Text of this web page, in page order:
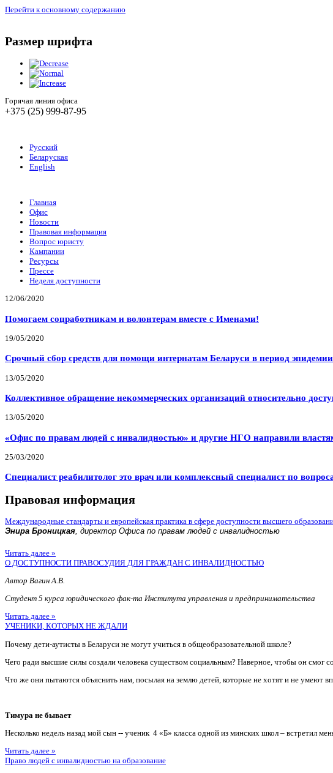
Перейти к основному содержанию
Размер шрифта
Горячая линия офиса
+375 (25) 999-87-95
Русский
Беларуская
English
Главная
Офис
Новости
Правовая информация
Вопрос юристу
Кампании
Ресурсы
Прессе
Неделя доступности
12/06/2020
Помогаем соцработникам и волонтерам вместе с Именами!
19/05/2020
Срочный сбор средств для помощи интернатам Беларуси в период
13/05/2020
Коллективное обращение некоммерческих организаций относительно
13/05/2020
«Офис по правам людей с инвалидностью» и другие НГО направили
25/03/2020
Специалист реабилитолог это врач или комплексный специалист по
Правовая информация
Международные стандарты и европейская практика в сфере доступности высшего
Энира Броницкая, директор Офиса по правам людей с инвалидностью
Читать далее »
О ДОСТУПНОСТИ ПРАВОСУДИЯ ДЛЯ ГРАЖДАН С ИНВАЛИДНОСТЬЮ
Автор Вагин А.В.
Студент 5 курса юридического фак-та Института управления и предпринимательства
Читать далее »
УЧЕНИКИ, КОТОРЫХ НЕ ЖДАЛИ
Почему дети-аутисты в Беларуси не могут учиться в общеобразовательной школе?
Чего ради высшие силы создали человека существом социальным? Наверное, чтобы он
Что же они пытаются объяснить нам, посылая на землю детей, которые не хотят и не умеют
Тимура не бывает
Несколько недель назад мой сын -- ученик 4 «Б» класса одной из минских школ – встретил
Читать далее »
Право людей с инвалидностью на образование